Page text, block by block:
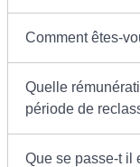
Comment êtes-
Quelle
période de
Que se passe-t il